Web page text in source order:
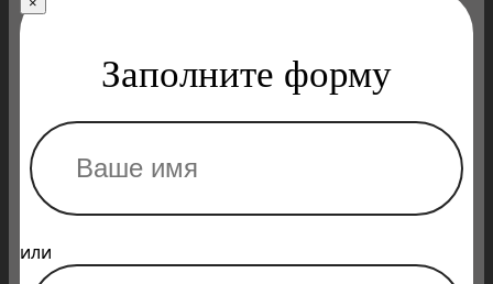
Заполните форму
или